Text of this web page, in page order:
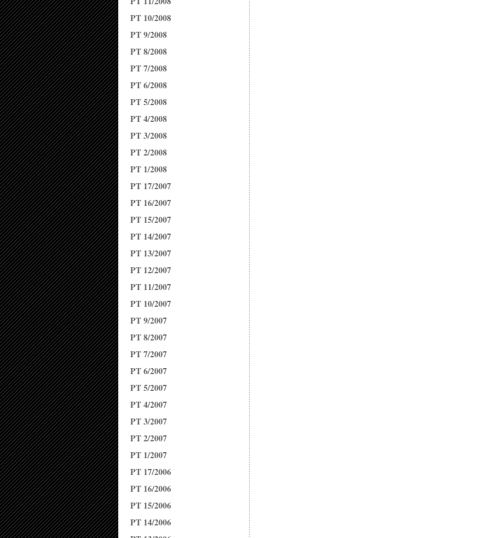
PT 10/2008
PT 9/2008
PT 8/2008
PT 7/2008
PT 6/2008
PT 5/2008
PT 4/2008
PT 3/2008
PT 2/2008
PT 1/2008
PT 17/2007
PT 16/2007
PT 15/2007
PT 14/2007
PT 13/2007
PT 12/2007
PT 11/2007
PT 10/2007
PT 9/2007
PT 8/2007
PT 7/2007
PT 6/2007
PT 5/2007
PT 4/2007
PT 3/2007
PT 2/2007
PT 1/2007
PT 17/2006
PT 16/2006
PT 15/2006
PT 14/2006